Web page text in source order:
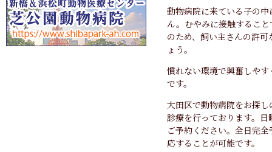
動物病院に来ている子の
ん。むやみに接触するこ
のため、飼い主さんの許
ょう。
慣れない環境で興奮しや
です。
大田区で動物病院をお探
診療を行っております。
ご予約ください。全日完
応することが可能です。